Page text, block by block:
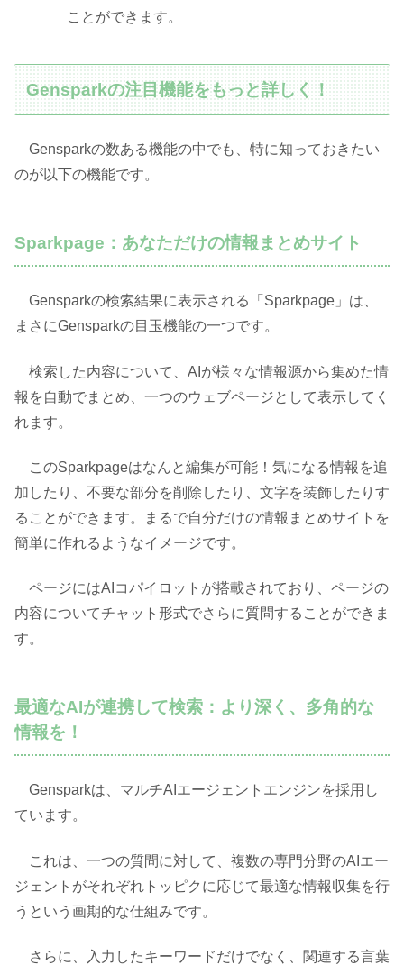
ことができます。
Gensparkの注目機能をもっと詳しく！
Gensparkの数ある機能の中でも、特に知っておきたい
のが以下の機能です。
Sparkpage：あなただけの情報まとめサイト
Gensparkの検索結果に表示される「Sparkpage」は、
まさにGensparkの目玉機能の一つです。
検索した内容について、AIが様々な情報源から集めた情
報を自動でまとめ、一つのウェブページとして表示してく
れます。
このSparkpageはなんと編集が可能！気になる情報を追
加したり、不要な部分を削除したり、文字を装飾したりす
ることができます。まるで自分だけの情報まとめサイトを
簡単に作れるようなイメージです。
ページにはAIコパイロットが搭載されており、ページの
内容についてチャット形式でさらに質問することができま
す。
最適なAIが連携して検索：より深く、多角的な
情報を！
Gensparkは、マルチAIエージェントエンジンを採用し
ています。
これは、一つの質問に対して、複数の専門分野のAIエー
ジェントがそれぞれトッピクに応じて最適な情報収集を行
うという画期的な仕組みです。
さらに、入力したキーワードだけでなく、関連する言葉